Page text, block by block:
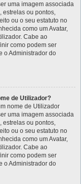
uma imagem associada
estrelas ou pontos,
ou o seu estatuto no
como um Avatar,
Cabe ao
como podem ser
o Administrador do
de Utilizador?
nome de Utilizador
uma imagem associada
estrelas ou pontos,
ou o seu estatuto no
como um Avatar,
Cabe ao
como podem ser
o Administrador do